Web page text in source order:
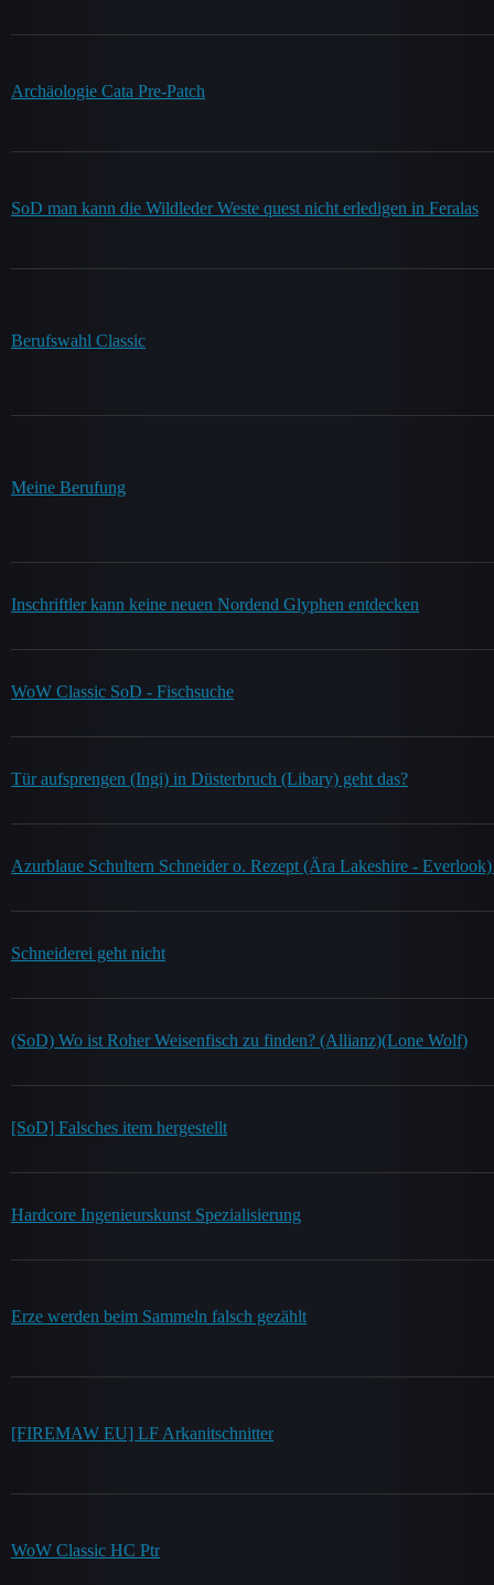
Archäologie Cata Pre-Patch
SoD man kann die Wildleder Weste quest nicht erledigen in Feralas
Berufswahl Classic
Meine Berufung
Inschriftler kann keine neuen Nordend Glyphen entdecken
WoW Classic SoD - Fischsuche
Tür aufsprengen (Ingi) in Düsterbruch (Libary) geht das?
Azurblaue Schultern Schneider o. Rezept (Ära Lakeshire -
Schneiderei geht nicht
(SoD) Wo ist Roher Weisenfisch zu finden? (Allianz)(Lone Wolf)
[SoD] Falsches item hergestellt
Hardcore Ingenieurskunst Spezialisierung
Erze werden beim Sammeln falsch gezählt
[FIREMAW EU] LF Arkanitschnitter
WoW Classic HC Ptr